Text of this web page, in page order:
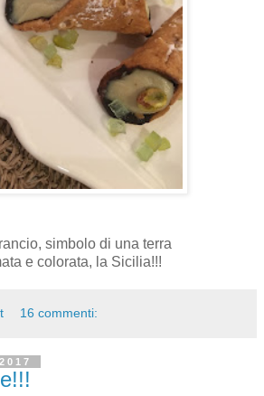
simbolo di una terra
e colorata, la Sicilia!!!
16 commenti: